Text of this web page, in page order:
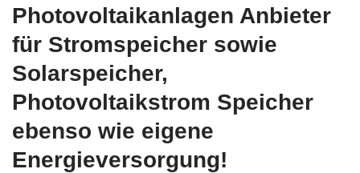
Photovoltaikanlagen Anbieter
für Stromspeicher sowie
Solarspeicher,
Photovoltaikstrom Speicher
ebenso wie eigene
Energieversorgung!